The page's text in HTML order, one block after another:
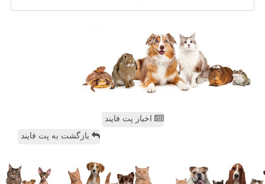
اخبار پت فایند
بازگشت به پت فایند